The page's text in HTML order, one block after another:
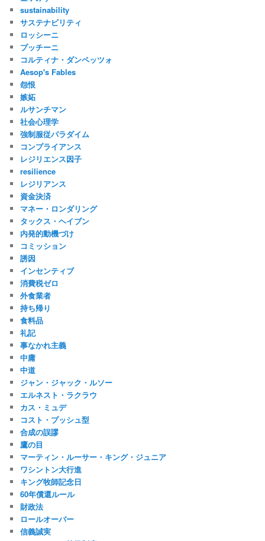
sustainability
サステナビリティ
ロッシーニ
プッチーニ
コルティナ・ダンペッツォ
Aesop's Fables
怨恨
嫉妬
ルサンチマン
社会心理学
強制服従パラダイム
コンプライアンス
レジリエンス因子
resilience
レジリアンス
資金決済
マネー・ロンダリング
タックス・ヘイブン
内発的動機づけ
コミッション
誘因
インセンティブ
消費税ゼロ
外食業者
持ち帰り
食料品
礼記
事なかれ主義
中庸
中道
ジャン・ジャック・ルソー
エルネスト・ラクラウ
カス・ミュデ
コスト・プッシュ型
合成の誤謬
鷹の目
マーティン・ルーサー・キング・ジュニア
ワシントン大行進
キング牧師記念日
60年償還ルール
財政法
ロールオーバー
信義誠実